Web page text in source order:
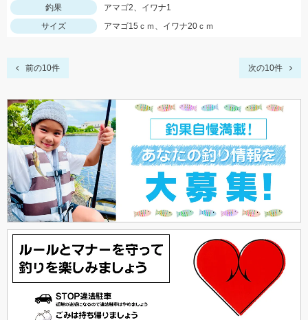
釣果
アマゴ2、イワナ1
サイズ
アマゴ15ｃｍ、イワナ20ｃｍ
前の10件 次の10件